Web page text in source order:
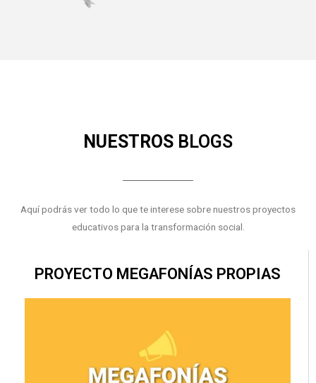
NUESTROS BLOGS
Aquí podrás ver todo lo que te interese sobre nuestros proyectos
educativos para la transformación social.
PROYECTO MEGAFONÍAS PROPIAS